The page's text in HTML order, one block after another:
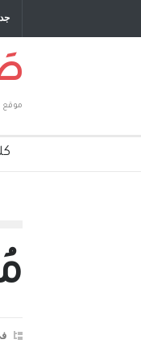
صديق عمري ، صبحي مخلوف :
موقع